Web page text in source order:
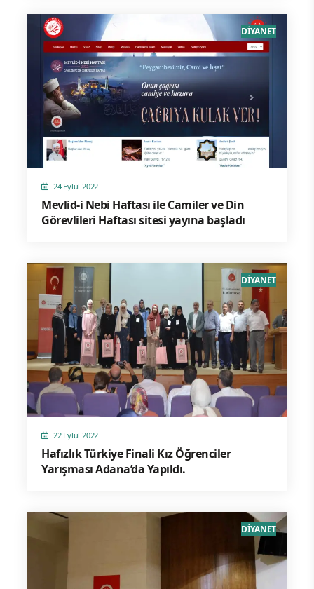
24 Eylül 2022
Mevlid-i Nebi Haftası ile Camiler ve Din
Görevlileri Haftası sitesi yayına başladı
DİYANET
22 Eylül 2022
Hafızlık Türkiye Finali Kız Öğrenciler
Yarışması Adana’da Yapıldı.
DİYANET
DİYANET